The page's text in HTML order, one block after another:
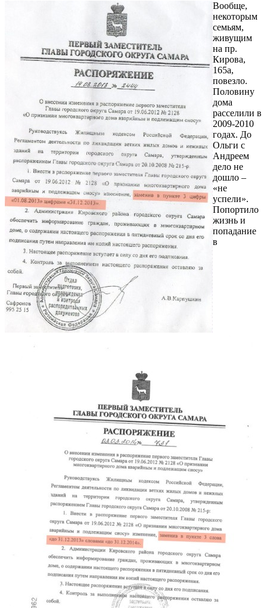
Вообще,
некоторым
семьям,
живущим
на пр.
Кирова,
165а,
повезло.
Половину
дома
расселили в
2009-2010
годах. До
Ольги с
Андреем
дело не
дошло –
«не
успели».
Попортило
жизнь и
попадание
в